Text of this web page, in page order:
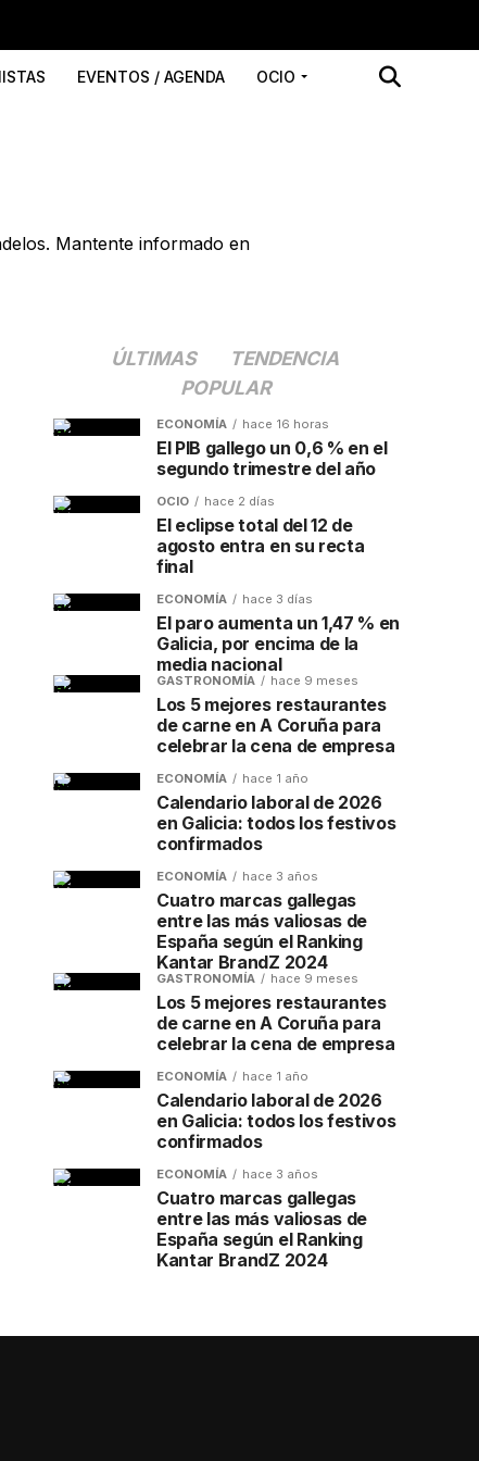
EVENTOS / AGENDA OCIO
Mantente informado en
ÚLTIMAS
TENDENCIA
POPULAR
ECONOMÍA hace 16 horas
El PIB gallego un 0,6 % en el
segundo trimestre del año
OCIO hace 2 días
El eclipse total del 12 de
agosto entra en su recta
final
ECONOMÍA hace 3 días
El paro aumenta un 1,47 % en
Galicia, por encima de la
media nacional
GASTRONOMÍA hace 9 meses
Los 5 mejores restaurantes
de carne en A Coruña para
celebrar la cena de empresa
ECONOMÍA hace 1 año
Calendario laboral de 2026
en Galicia: todos los festivos
confirmados
ECONOMÍA hace 3 años
Cuatro marcas gallegas
entre las más valiosas de
España según el Ranking
Kantar BrandZ 2024
GASTRONOMÍA hace 9 meses
Los 5 mejores restaurantes
de carne en A Coruña para
celebrar la cena de empresa
ECONOMÍA hace 1 año
Calendario laboral de 2026
en Galicia: todos los festivos
confirmados
ECONOMÍA hace 3 años
Cuatro marcas gallegas
entre las más valiosas de
España según el Ranking
Kantar BrandZ 2024